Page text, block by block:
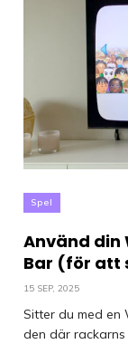
Spel
Använd din
Bar (för att
15 SEP, 2025
Sitter du med en
den där rackarns